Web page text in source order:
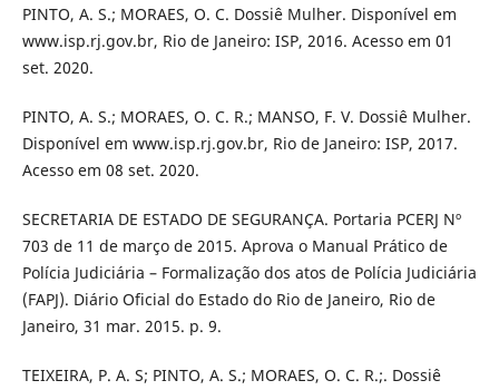
PINTO, A. S.; MORAES, O. C. Dossiê Mulher. Disponível em
www.isp.rj.gov.br, Rio de Janeiro: ISP, 2016. Acesso em 01
set. 2020.
PINTO, A. S.; MORAES, O. C. R.; MANSO, F. V. Dossiê Mulher.
Disponível em www.isp.rj.gov.br, Rio de Janeiro: ISP, 2017.
Acesso em 08 set. 2020.
SECRETARIA DE ESTADO DE SEGURANÇA. Portaria PCERJ Nº
703 de 11 de março de 2015. Aprova o Manual Prático de
Polícia Judiciária – Formalização dos atos de Polícia Judiciária
(FAPJ). Diário Oficial do Estado do Rio de Janeiro, Rio de
Janeiro, 31 mar. 2015. p. 9.
TEIXEIRA, P. A. S; PINTO, A. S.; MORAES, O. C. R.;. Dossiê